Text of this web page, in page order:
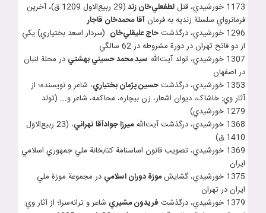
1173 خورشيدي، قتل لطفعليخان زند
(29 ربيع‌‌الاول 1209 ق)، آخرين
فرمانرواي سلسلة زنديه به فرمانآقامحمدخان قاجار
1296 خورشيدي، درگذشت
حاج عليقليخان(سردار اسعد بختياري) يکي
از دو فاتح تهران در دورة مشروطه در 62 سالگي
1307 خورشيدي، تولد آيت‌الله
سيد محمد حسيني بهشتيدر محلة لنبان
در اصفهان
1353 خورشيدي، درگذشت
حسين پژمان بختياري، شاعر و نويسنده؛ از
آثار وي: خاشاک، ديوان اشعار، زن بيچاره، محاکمه، شاعر و... (تولد
1279 خورشيدي)
1368 خورشيدي، درگذشت آيت‌الله
ميرزا جوادآقا تهراني
، (23 ربيع‌الاول
1410 ق)
1369 خورشيدي، تصويب قانون اساسنامة کتابخانة ملي جمهوري اسلامي
ايران
1375 خورشيدي، گشايش
موزة دوران اسلاميدر مجموعة موزة ملي
ايران در تهران
1379 خورشيدي، درگذشت
فريدون مشيريشاعر و ترانه‌سرا؛ از آثار وي: